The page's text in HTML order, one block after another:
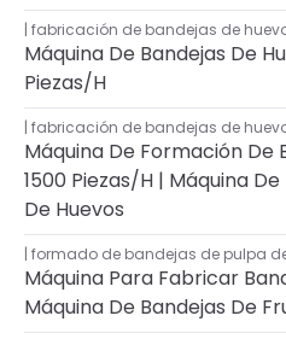
fabricación de bandejas de
Máquina De Bandejas De
Piezas/h
fabricación de bandejas de
Máquina De Formación De
1500 Piezas/h | Máquina
De Huevos
formado de bandejas de pulpa
Máquina Para Fabricar
Máquina De Bandejas De